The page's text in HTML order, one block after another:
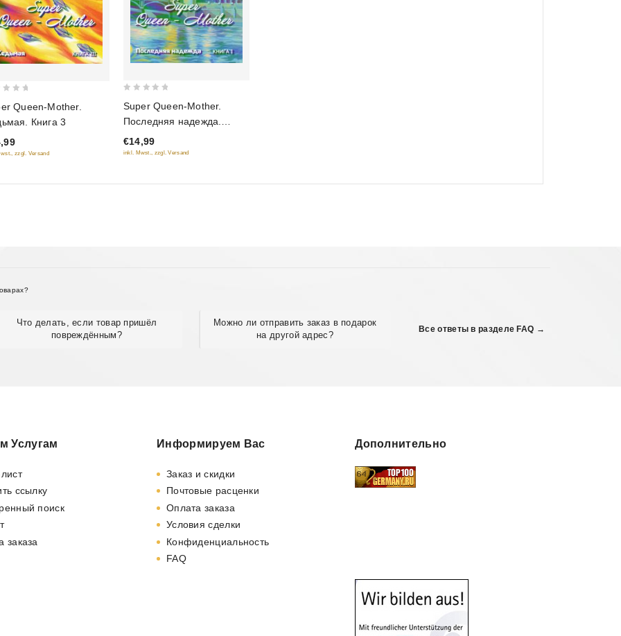
Queen-Mother.
Книга 3
zzgl. Versand
out
of
5
Super Queen-Mother.
Последняя надежда.
Книга 1
€14,99
inkl. Mwst., zzgl. Versand
Что делать, если товар пришёл
повреждённым?
Можно ли отправить заказ в подарок
на другой адрес?
Все ответы в разделе FAQ →
Услугам
ссылку
поиск
заказа
Информируем Вас
Заказ и скидки
Почтовые расценки
Оплата заказа
Условия сделки
Конфиденциальность
FAQ
Дополнительно